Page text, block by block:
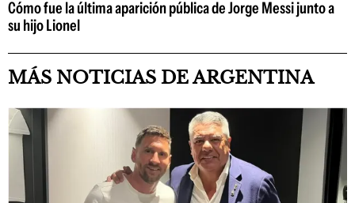
Cómo fue la última aparición pública de Jorge Messi junto a
su hijo Lionel
MÁS NOTICIAS DE ARGENTINA